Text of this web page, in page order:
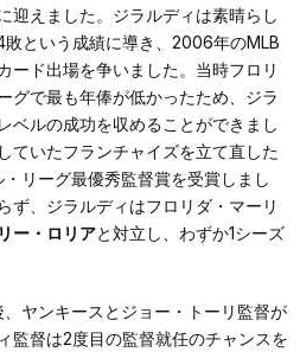
迎えました。ジラルディは素晴らし
という成績に導き、2006年のMLB
ード出場を争いました。当時フロリ
グで最も年俸が低かったため、ジラ
ベルの成功を収めることができまし
ていたフランチャイズを立て直した
リーグ最優秀監督賞を受賞しまし
ず、ジラルディはフロリダ・マーリ
ー・ロリアと対立し、わずか1シーズ
ヤンキースとジョー・トーリ監督が
監督は2度目の監督就任のチャンスを